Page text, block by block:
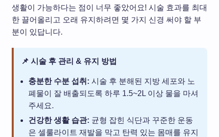
생활이 가능하다는 점이 너무 좋았어요! 시술 효과를 최대
한 끌어올리고 오래 유지하려면 몇 가지 신경 써야 할 부
분이 있답니다.
📌 시술 후 관리 & 유지 방법
충분한 수분 섭취: 시술 후 분해된 지방 세포와 노
폐물이 잘 배출되도록 하루 1.5~2L 이상 물을 마셔
주세요.
건강한 생활 습관: 균형 잡힌 식단과 꾸준한 운동
은 셀룰라이트 재발을 막고 탄력 있는 몸매를 유지